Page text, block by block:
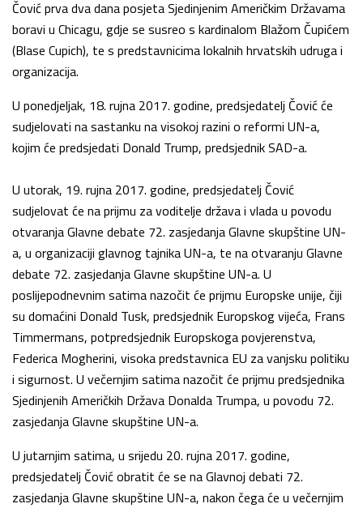
Čović prva dva dana posjeta Sjedinjenim Američkim Državama
boravi u Chicagu, gdje se susreo s kardinalom Blažom Čupićem
(Blase Cupich), te s predstavnicima lokalnih hrvatskih udruga i
organizacija.
U ponedjeljak, 18. rujna 2017. godine, predsjedatelj Čović će
sudjelovati na sastanku na visokoj razini o reformi UN-a,
kojim će predsjedati Donald Trump, predsjednik SAD-a.
U utorak, 19. rujna 2017. godine, predsjedatelj Čović
sudjelovat će na prijmu za voditelje država i vlada u povodu
otvaranja Glavne debate 72. zasjedanja Glavne skupštine UN-
a, u organizaciji glavnog tajnika UN-a, te na otvaranju Glavne
debate 72. zasjedanja Glavne skupštine UN-a. U
poslijepodnevnim satima nazočit će prijmu Europske unije, čiji
su domaćini Donald Tusk, predsjednik Europskog vijeća, Frans
Timmermans, potpredsjednik Europskoga povjerenstva,
Federica Mogherini, visoka predstavnica EU za vanjsku politiku
i sigurnost. U večernjim satima nazočit će prijmu predsjednika
Sjedinjenih Američkih Država Donalda Trumpa, u povodu 72.
zasjedanja Glavne skupštine UN-a.
U jutarnjim satima, u srijedu 20. rujna 2017. godine,
predsjedatelj Čović obratit će se na Glavnoj debati 72.
zasjedanja Glavne skupštine UN-a, nakon čega će u večernjim